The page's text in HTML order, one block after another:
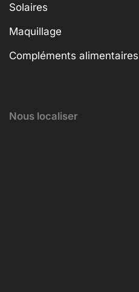
Solaires
Maquillage
Compléments alimentaires
Nous localiser